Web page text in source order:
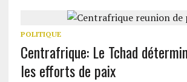
POLITIQUE
Centrafrique: Le Tchad
les efforts de paix